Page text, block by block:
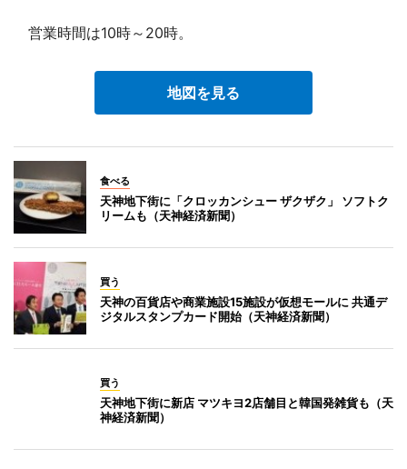
営業時間は10時～20時。
地図を見る
食べる
天神地下街に「クロッカンシュー ザクザク」 ソフトク
リームも（天神経済新聞）
買う
天神の百貨店や商業施設15施設が仮想モールに 共通デ
ジタルスタンプカード開始（天神経済新聞）
買う
天神地下街に新店 マツキヨ2店舗目と韓国発雑貨も（天
神経済新聞）